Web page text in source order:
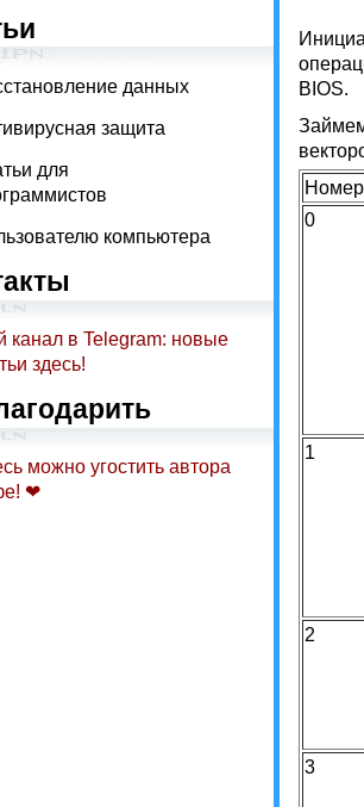
данных
защита
для
компьютера
канал в Telegram: новые
здесь!
можно угостить автора
❤
BIOS.
Номер
0
1
2
3